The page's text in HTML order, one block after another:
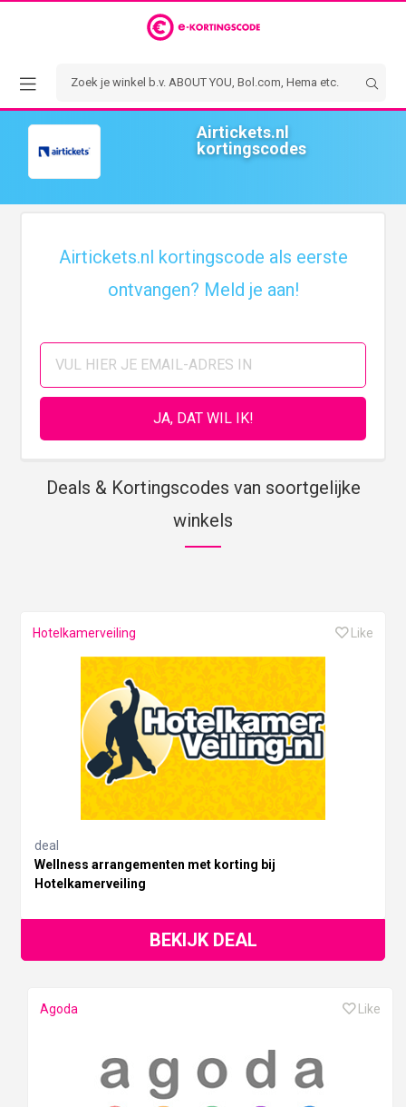
Airtickets.nl
kortingscodes
Airtickets.nl kortingscode als eerste
ontvangen? Meld je aan!
Deals & Kortingscodes van soortgelijke
winkels
Hotelkamerveiling Like
deal
Wellness arrangementen met korting bij
Hotelkamerveiling
BEKIJK DEAL
Agoda Like